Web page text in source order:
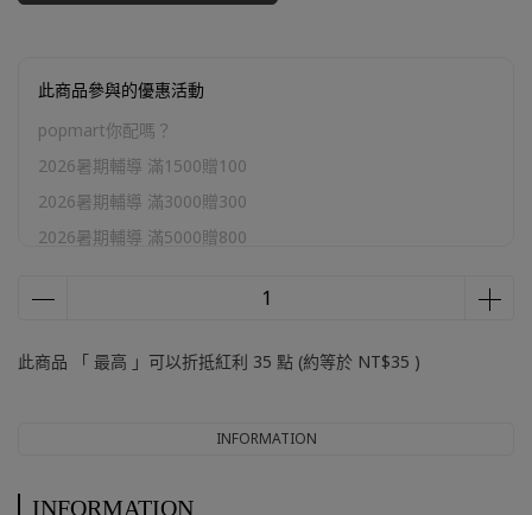
此商品參與的優惠活動
popmart你配嗎？
2026暑期輔導 滿1500贈100
2026暑期輔導 滿3000贈300
2026暑期輔導 滿5000贈800
官網加購區
此商品 「 最高 」可以折抵紅利 35 點 (約等於 NT$35 )
INFORMATION
INFORMATION